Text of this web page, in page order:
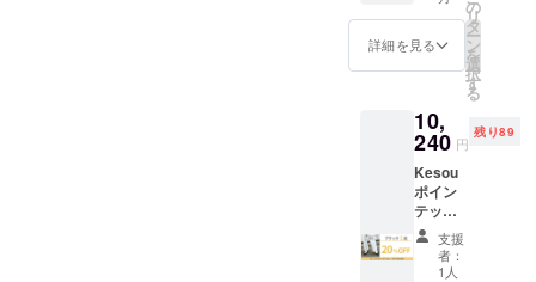
内・室
ご試着
利用の
で承っ
ており
ます。
交換品
の再交
換・返
品は
承って
おりま
ン・仕
更にな
る可能
す。ご
了承く
ださ
い。 ※
交換は
原則サ
イズ交
換のみ
がござ
す。 ※
お届け
ラーか
ら順次
一般販
売を開
始させ
ていた
だきま
す。 ※
税込、
ボン1点
500円の
リター
お願い
いたし
※生産の
都合
上、ま
た社会
情勢の
影響等
くださ
い。サ
イズは
選びい
ただけ
ます。
・リボ
ン
シュー
クリッ
プをご
利用の
円→早
割価格
9860
円】 ・
様限
定！販
売予定
価格よ
り
23%OF
F ・お
届け予
定：4月
詳細を見る
の
リ
タ
ー
ン
を
選
択
す
る
10,
240 円
残り89
Kesou
ポイン
テッド
トゥパ
ンプス
ブラッ
支援
者：
1人